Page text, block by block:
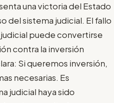
una victoria del Estado
del sistema judicial. El fallo
puede convertirse
contra la inversión
Si queremos inversión,
necesarias. Es
judicial haya sido